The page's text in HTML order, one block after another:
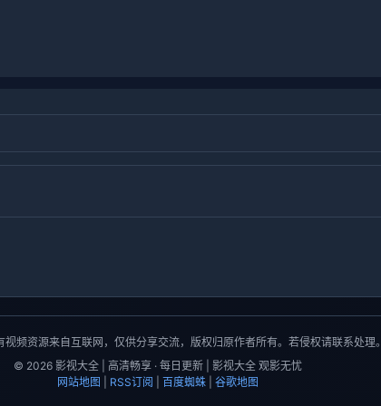
视频资源来自互联网，仅供分享交流，版权归原作者所有。若侵权请联系处理。
© 2026 影视大全 | 高清畅享 · 每日更新 | 影视大全 观影无忧
网站地图
RSS订阅 百度蜘蛛 谷歌地图